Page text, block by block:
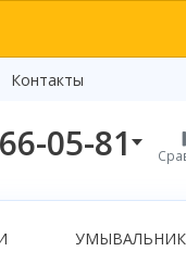
Контакты
05-81
05-81
243-24-29